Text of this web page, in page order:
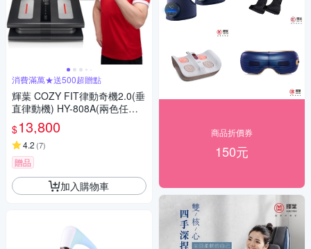
消費滿萬★送500超贈點
輝葉 COZY FIT律動奇機2.0(垂
直律動機) HY-808A(兩色任選)
重力黑/引力白
$13,800
4.2 (7)
贈品
加入購物車
商品折價券
150元